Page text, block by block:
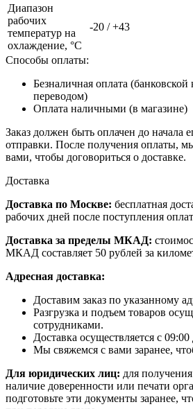
Диапазон
рабочих
температур на
охлаждение, °C
-20 / +43
Способы оплаты:
Безналичная оплата
переводом)
Оплата наличными (в магазине)
Заказ должен быть оплачен до начала
отправки. После получения оплаты,
вами, чтобы договориться о доставке.
Доставка
Доставка по Москве: бесплатная
рабочих дней после поступления
Доставка за пределы МКАД:
МКАД составляет 50 рублей за
Адресная доставка:
Доставим заказ по указанному
Разгрузка и подъем товаров
сотрудниками.
Доставка осуществляется с 09:00
Мы свяжемся с вами заранее,
Для юридических лиц: для
наличие доверенности или печати
подготовьте эти документы заранее,